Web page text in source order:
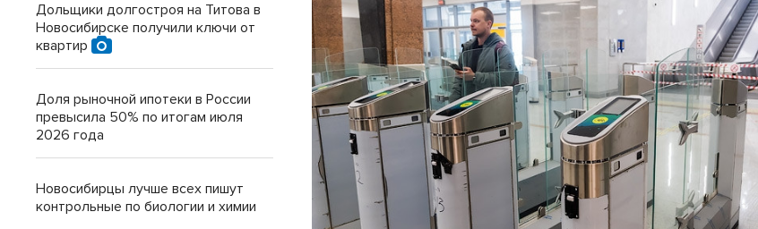
Дольщики долгостроя на Титова в
Новосибирске получили ключи от
квартир
Доля рыночной ипотеки в России
превысила 50% по итогам июля
2026 года
Новосибирцы лучше всех пишут
контрольные по биологии и химии